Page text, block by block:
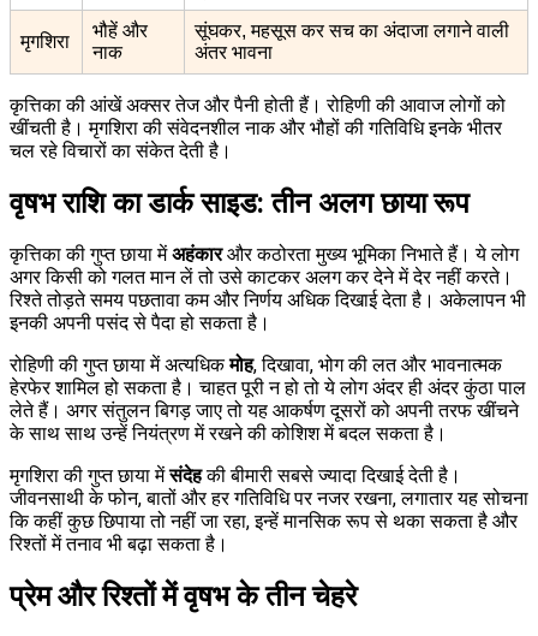
मृगशिरा
भौहें और
नाक
सूंघकर, महसूस कर सच का अंदाजा लगाने वाली
अंतर भावना
कृत्तिका की आंखें अक्सर तेज और पैनी होती हैं। रोहिणी की आवाज लोगों को
खींचती है। मृगशिरा की संवेदनशील नाक और भौहों की गतिविधि इनके भीतर
चल रहे विचारों का संकेत देती है।
वृषभ राशि का डार्क साइड: तीन अलग छाया रूप
कृत्तिका की गुप्त छाया मेंअहंकारऔर कठोरता मुख्य भूमिका निभाते हैं। ये लोग
अगर किसी को गलत मान लें तो उसे काटकर अलग कर देने में देर नहीं करते।
रिश्ते तोड़ते समय पछतावा कम और निर्णय अधिक दिखाई देता है। अकेलापन भी
इनकी अपनी पसंद से पैदा हो सकता है।
रोहिणी की गुप्त छाया में अत्यधिकमोह, दिखावा, भोग की लत और भावनात्मक
हेरफेर शामिल हो सकता है। चाहत पूरी न हो तो ये लोग अंदर ही अंदर कुंठा पाल
लेते हैं। अगर संतुलन बिगड़ जाए तो यह आकर्षण दूसरों को अपनी तरफ खींचने
के साथ साथ उन्हें नियंत्रण में रखने की कोशिश में बदल सकता है।
मृगशिरा की गुप्त छाया मेंसंदेहकी बीमारी सबसे ज्यादा दिखाई देती है।
जीवनसाथी के फोन, बातों और हर गतिविधि पर नजर रखना, लगातार यह सोचना
कि कहीं कुछ छिपाया तो नहीं जा रहा, इन्हें मानसिक रूप से थका सकता है और
रिश्तों में तनाव भी बढ़ा सकता है।
प्रेम और रिश्तों में वृषभ के तीन चेहरे